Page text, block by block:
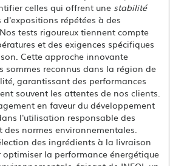
celles qui offrent une stabilité
répétées à des
tests rigoureux tiennent compte
et des exigences spécifiques
Cette approche innovante
sommes reconnus dans la région de
garantissant des performances
souvent les attentes de nos clients.
en faveur du développement
l'utilisation responsable des
des normes environnementales.
des ingrédients à la livraison
optimiser la performance énergétique